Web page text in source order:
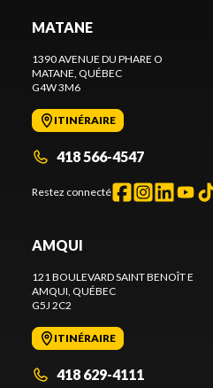
MATANE
1390 AVENUE DU PHARE O
MATANE , QUÉBEC
G4W 3M6
ITINÉRAIRE
418 566-4547
Restez connecté
AMQUI
121 BOULEVARD SAINT BENOÎT E
AMQUI , QUÉBEC
G5J 2C2
ITINÉRAIRE
418 629-4111